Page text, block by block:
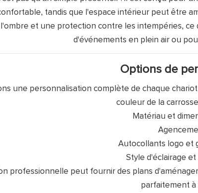
tandis que l'espace intérieur peut être
et une protection contre les intempéries,
d'événements en plein air ou
Options de
une personnalisation complète de chaque
couleur de la
Matériau et
Autocollants logo et
Style d'éclairage
professionnelle peut fournir des plans
parfaitement à